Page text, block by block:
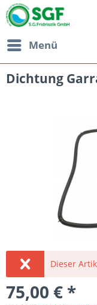
Menü
Dichtung
Dieser
75,00 € *